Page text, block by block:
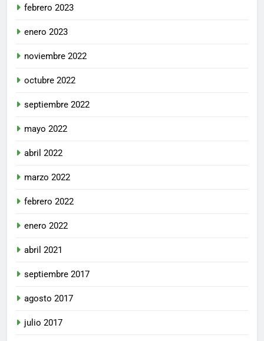
febrero 2023
enero 2023
noviembre 2022
octubre 2022
septiembre 2022
mayo 2022
abril 2022
marzo 2022
febrero 2022
enero 2022
abril 2021
septiembre 2017
agosto 2017
julio 2017